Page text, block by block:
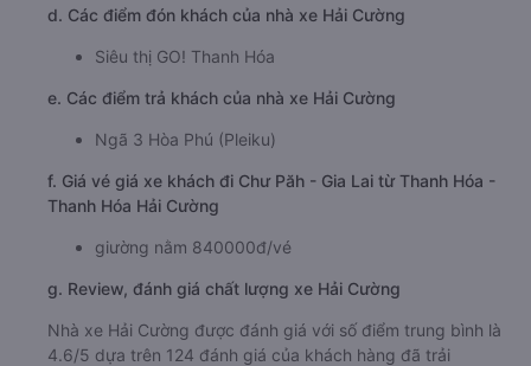
d. Các điểm đón khách của nhà xe Hải Cường
Siêu thị GO! Thanh Hóa
e. Các điểm trả khách của nhà xe Hải Cường
Ngã 3 Hòa Phú (Pleiku)
f. Giá vé giá xe khách đi Chư Păh - Gia Lai từ Thanh Hóa -
Thanh Hóa Hải Cường
giường nằm 840000đ/vé
g. Review, đánh giá chất lượng xe Hải Cường
Nhà xe Hải Cường được đánh giá với số điểm trung bình là
4.6/5 dựa trên 124 đánh giá của khách hàng đã trải